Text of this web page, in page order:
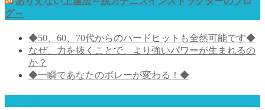
グ～
◆50、60、70代からのハードヒットも全然可能です◆
なぜ、力を抜くことで、より強いパワーが生まれるの
か？
◆一瞬であなたのボレーが変わる！◆